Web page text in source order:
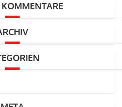
KOMMENTARE